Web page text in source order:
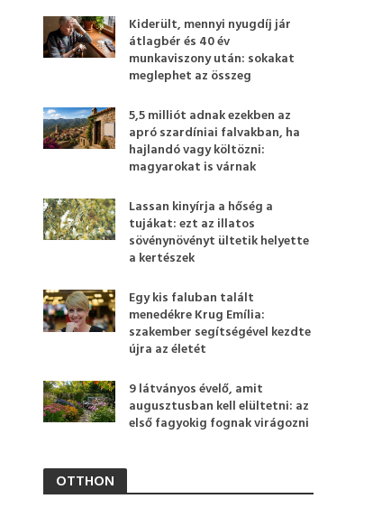
Kiderült, mennyi nyugdíj jár
átlagbér és 40 év
munkaviszony után: sokakat
meglephet az összeg
5,5 milliót adnak ezekben az
apró szardíniai falvakban, ha
hajlandó vagy költözni:
magyarokat is várnak
Lassan kinyírja a hőség a
tujákat: ezt az illatos
sövénynövényt ültetik helyette
a kertészek
Egy kis faluban talált
menedékre Krug Emília:
szakember segítségével kezdte
újra az életét
9 látványos évelő, amit
augusztusban kell elültetni: az
első fagyokig fognak virágozni
OTTHON